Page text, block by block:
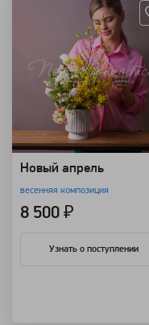
Новый апрель
весенняя композиция
8 500 ₽
Узнать о поступлении